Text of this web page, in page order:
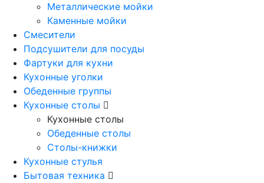
Металлические мойки
Каменные мойки
Смесители
Подсушители для посуды
Фартуки для кухни
Кухонные уголки
Обеденные группы
Кухонные столы
Кухонные столы
Обеденные столы
Столы-книжки
Кухонные стулья
Бытовая техника